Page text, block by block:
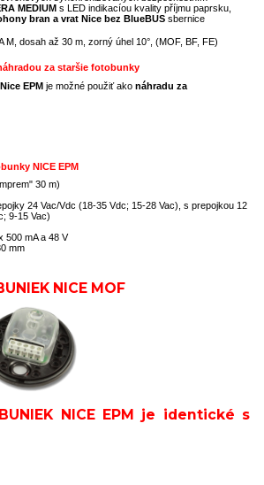
MEDIUM s LED indikacíou kvality příjmu paprsku,
bran a vrat Nice bez BlueBUS sbernice
M, dosah až 30 m, zorný úhel 10°, (MOF, BF, FE)
za staršie fotobunky
EPM je možné použiť ako náhradu za
NICE EPM
30 m)
24 Vac/Vdc (18-35 Vdc; 15-28 Vac), s prepojkou 12
9-15 Vac)
500 mA a 48 V
mm
NICE MOF
NICE EPM je identické s